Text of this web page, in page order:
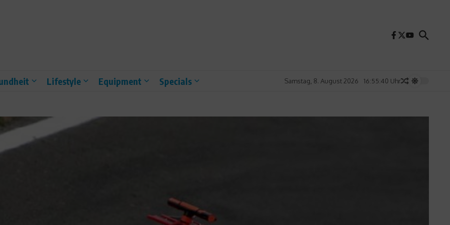
Lifestyle Equipment Specials Samstag, 8. August 2026 16:55:42 Uhr